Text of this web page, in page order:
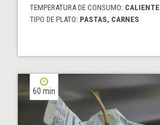
TEMPERATURA DE CONSUMO: CALIENTE
TIPO DE PLATO: PASTAS, CARNES
60 min